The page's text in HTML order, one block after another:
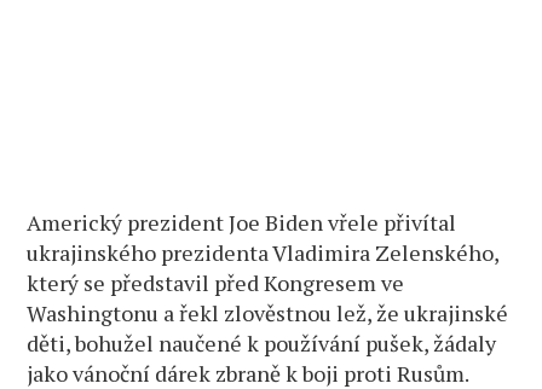
Americký prezident Joe Biden vřele přivítal
ukrajinského prezidenta Vladimira Zelenského,
který se představil před Kongresem ve
Washingtonu a řekl zlověstnou lež, že ukrajinské
děti, bohužel naučené k používání pušek, žádaly
jako vánoční dárek zbraně k boji proti Rusům.